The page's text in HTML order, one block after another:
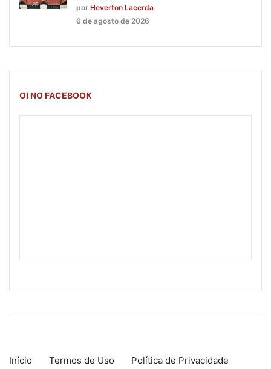
por Heverton Lacerda
6 de agosto de 2026
OI NO FACEBOOK
Início Termos de Uso Política de Privacidade